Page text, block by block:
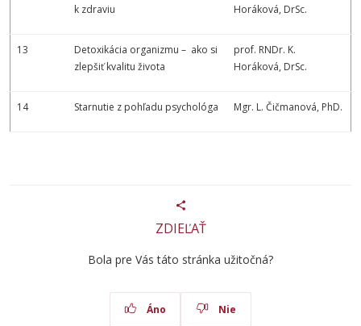
k zdraviu
Horáková, DrSc.
13
Detoxikácia organizmu – ako si
zlepšiť kvalitu života
prof. RNDr. K.
Horáková, DrSc.
14 Starnutie z pohľadu psychológa Mgr. L. Čičmanová, PhD.
ZDIEĽAŤ
Bola pre Vás táto stránka užitočná?
Áno Nie